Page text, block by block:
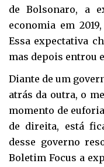
de Bolsonaro, a
economia em
Essa expectativa
mas depois entrou
Diante de um
atrás da outra, o
momento de
de direita, está
desse governo
Boletim Focus a